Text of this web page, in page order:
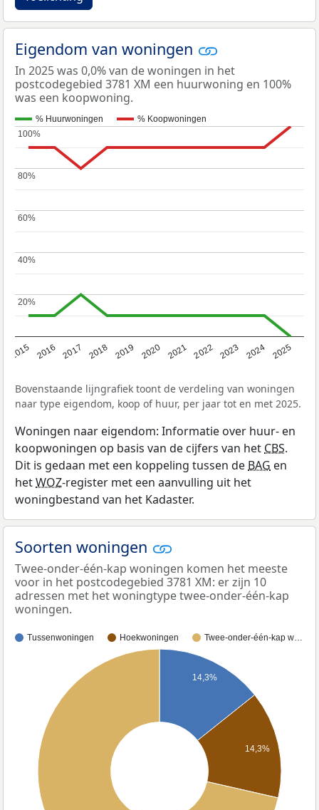
Eigendom van woningen
In 2025 was 0,0% van de woningen in het
postcodegebied 3781 XM een huurwoning en 100%
was een koopwoning.
% Huurwoningen % Koopwoningen
2015 2016 2017 2018 2019 2020 2021 2022 2023 2024 2025
20%
20%
40%
40%
60%
60%
80%
80%
100%
100%
Bovenstaande lijngrafiek toont de verdeling van woningen
naar type eigendom, koop of huur, per jaar tot en met 2025.
Woningen naar eigendom: Informatie over huur- en
koopwoningen op basis van de cijfers van het CBS.
Dit is gedaan met een koppeling tussen de BAG en
hetWOZ-register met een aanvulling uit het
woningbestand van het Kadaster.
Soorten woningen
Twee-onder-één-kap woningen komen het meeste
voor in het postcodegebied 3781 XM: er zijn 10
adressen met het woningtype twee-onder-één-kap
woningen.
Tussenwoningen Hoekwoningen Twee-onder-één-kap w…
14,3%
14,3%